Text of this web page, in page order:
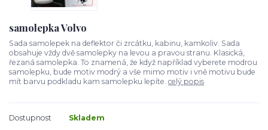
samolepka Volvo
Sada samolepek na deflektor či zrcátku, kabinu, kamkoliv. Sada
obsahuje vždy dvě samolepky na levou a pravou stranu. Klasická,
řezaná samolepka. To znamená, že když například vyberete modrou
samolepku, bude motiv modrý a vše mimo motiv i vně motivu bude
mít barvu podkladu kam samolepku lepíte. celý popis
Dostupnost
Skladem